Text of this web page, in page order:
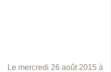
Le mercredi 26 août 2015 à